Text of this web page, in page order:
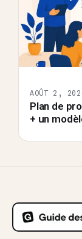
Plan de
+ un
AOÛT 2,